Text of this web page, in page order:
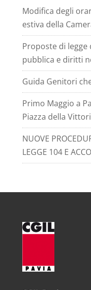
Modifica degli
estiva della
Proposte di
pubblica e diritti
Guida Genitori
Primo Maggio a
Piazza della
NUOVE
LEGGE 104 E